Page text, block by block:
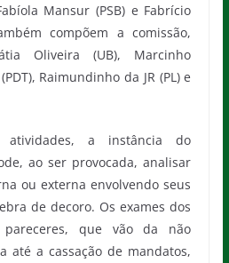
Mansur (PSB) e Fabrício
compõem a comissão,
Oliveira (UB), Marcinho
Raimundinho da JR (PL) e
a instância do
ao ser provocada, analisar
ou externa envolvendo seus
de decoro. Os exames dos
que vão da não
até a cassação de mandatos,